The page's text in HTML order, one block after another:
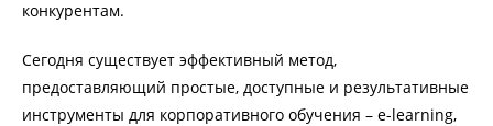
конкурентам.
Сегодня существует эффективный метод,
предоставляющий простые, доступные и результативные
инструменты для корпоративного обучения – e-learning,